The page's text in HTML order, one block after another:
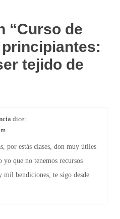
“Curso de
tejido de
dice:
por estás clases, don muy útiles
yo que no tenemos recursos
mil bendiciones, te sigo desde